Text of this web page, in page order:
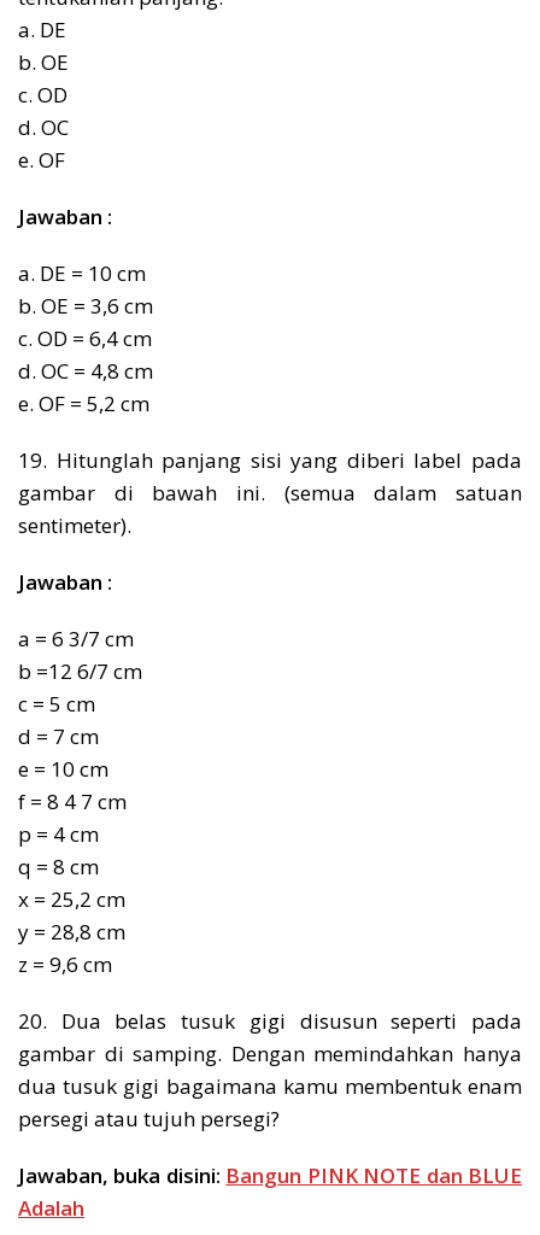
a. DE
b. OE
c. OD
d. OC
e. OF
Jawaban :
a. DE = 10 cm
b. OE = 3,6 cm
c. OD = 6,4 cm
d. OC = 4,8 cm
e. OF = 5,2 cm
19. Hitunglah panjang sisi yang diberi label pada
gambar di bawah ini. (semua dalam satuan
sentimeter).
Jawaban :
a = 6 3/7 cm
b =12 6/7 cm
c = 5 cm
d = 7 cm
e = 10 cm
f = 8 4 7 cm
p = 4 cm
q = 8 cm
x = 25,2 cm
y = 28,8 cm
z = 9,6 cm
20. Dua belas tusuk gigi disusun seperti pada
gambar di samping. Dengan memindahkan hanya
dua tusuk gigi bagaimana kamu membentuk enam
persegi atau tujuh persegi?
Jawaban, buka disini: Bangun PINK NOTE dan BLUE
Adalah